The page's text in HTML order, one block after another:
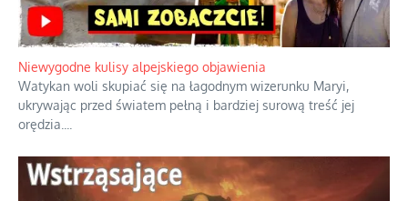
Duchowa apteczka bez teologicznych podróbek
Instrukcja obsługi łaski z ominięciem duchowych skrótów.